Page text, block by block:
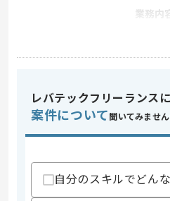
業務内
スキル
・要件
・物流
・
レバテックフリーランスに
案件について 聞いてみません
自分のスキルでどん